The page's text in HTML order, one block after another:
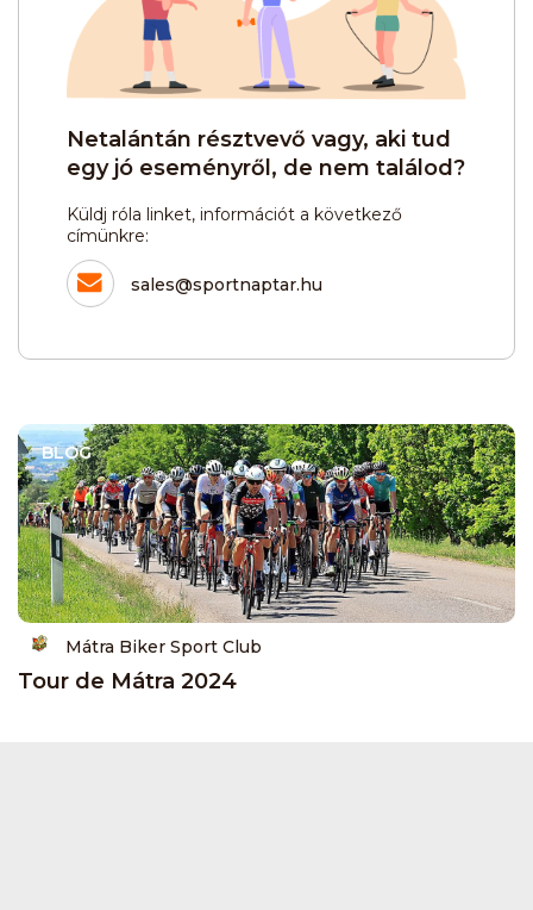
Netalántán résztvevő vagy, aki tud
egy jó eseményről, de nem találod?
Küldj róla linket, információt a következő
címünkre:
sales@sportnaptar.hu
BLOG
Mátra Biker Sport Club
Tour de Mátra 2024